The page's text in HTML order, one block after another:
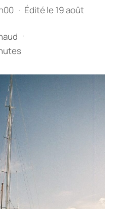
· Édité le 19 août
·